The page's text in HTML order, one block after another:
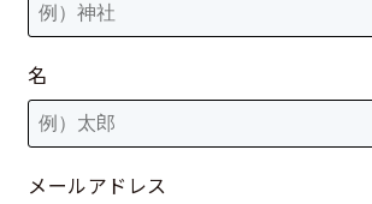
名
メールアドレス